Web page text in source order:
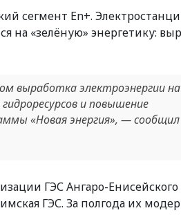
сегмент En+.
на «зелёную» энергетику:
выработка электроэнергии
и повышение
«Новая энергия», — сообщил
ГЭС Ангаро-Енисейского
ГЭС. За полгода их